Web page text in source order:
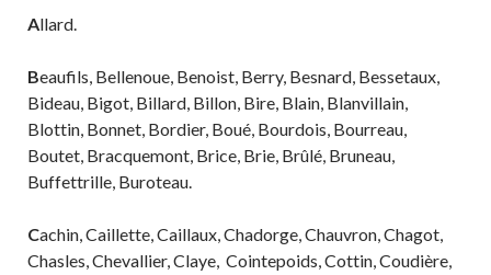
b
o
k
Allard.
Beaufils, Bellenoue, Benoist, Berry, Besnard, Bessetaux,
Bideau, Bigot, Billard, Billon, Bire, Blain, Blanvillain,
Blottin, Bonnet, Bordier, Boué, Bourdois, Bourreau,
Boutet, Bracquemont, Brice, Brie, Brûlé, Bruneau,
Buffettrille, Buroteau.
Cachin, Caillette, Caillaux, Chadorge, Chauvron, Chagot,
Chasles, Chevallier, Claye, Cointepoids, Cottin, Coudière,